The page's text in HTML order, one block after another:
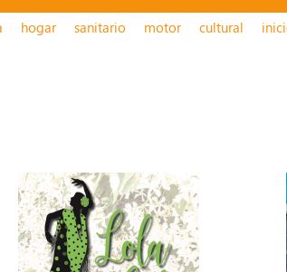
hogar sanitario motor cultural